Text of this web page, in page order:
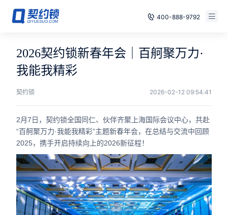
400-888-9792
电子签章
印章管控
数字存档
安全合规
方案
案例
全国
免费试用
2026契约锁新春年会｜百舸聚万力·
我能我精彩
契约锁 2026-02-12 09:54:41
2月7日，契约锁全国同仁、伙伴齐聚上海国际会议中心，共赴
“百舸聚万力·我能我精彩”主题新春年会，在总结与交流中回顾
2025，携手开启持续向上的2026新征程！